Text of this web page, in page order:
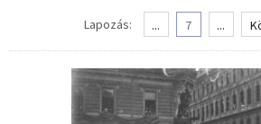
Lapozás: ... 7 ...